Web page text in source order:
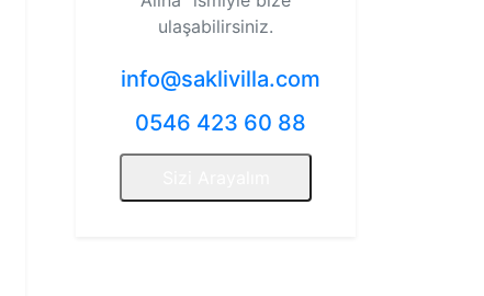
ulaşabilirsiniz.
info@saklivilla.com
0546 423 60 88